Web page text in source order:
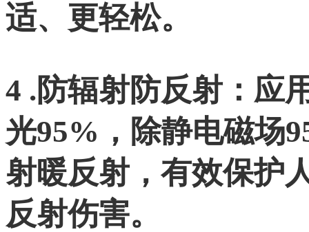
适、更轻松。
4 .防辐射防反射：应
光95%，除静电磁场
射暖反射，有效保护
反射伤害。